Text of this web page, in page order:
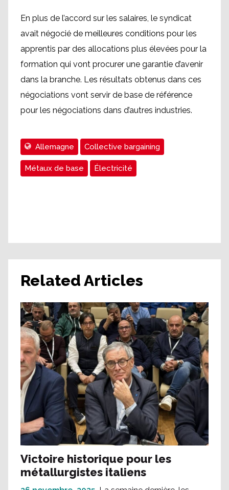
En plus de l’accord sur les salaires, le syndicat
avait négocié de meilleures conditions pour les
apprentis par des allocations plus élevées pour la
formation qui vont procurer une garantie d’avenir
dans la branche. Les résultats obtenus dans ces
négociations vont servir de base de référence
pour les négociations dans d’autres industries.
Allemagne Collective bargaining
Métaux de base Électricité
Related Articles
Victoire historique pour les
métallurgistes italiens